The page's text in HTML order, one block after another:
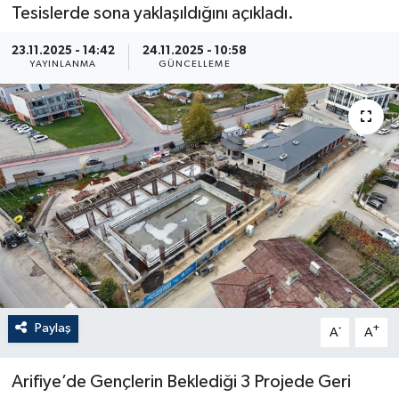
Tesislerde sona yaklaşıldığını açıkladı.
23.11.2025 - 14:42
YAYINLANMA
24.11.2025 - 10:58
GÜNCELLEME
Paylaş A- A+
Arifiye’de Gençlerin Beklediği 3 Projede Geri